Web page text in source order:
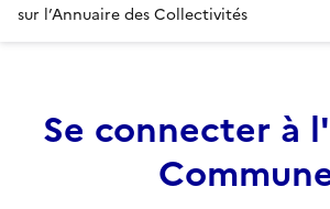
sur l’Annuaire des Collectivités
Se connecter à